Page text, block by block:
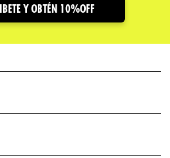
Y OBTÉN 10%OFF